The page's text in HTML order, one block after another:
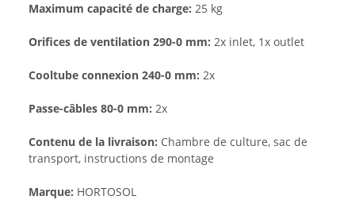
Maximum capacité de charge: 25 kg
Orifices de ventilation 290-0 mm: 2x inlet, 1x outlet
Cooltube connexion 240-0 mm: 2x
Passe-câbles 80-0 mm: 2x
Contenu de la livraison: Chambre de culture, sac de
transport, instructions de montage
Marque: HORTOSOL